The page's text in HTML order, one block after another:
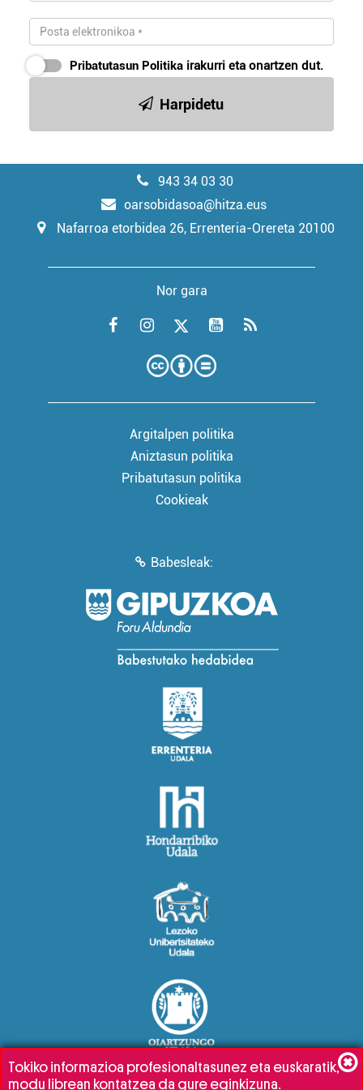
Pribatutasun Politika irakurri eta onartzen dut.
Harpidetu
943 34 03 30
oarsobidasoa@hitza.eus
Nafarroa etorbidea 26, Errenteria-Orereta 20100
Nor gara
Argitalpen politika
Aniztasun politika
Pribatutasun politika
Cookieak
Babesleak:
Tokiko informazioa profesionaltasunez eta euskaratik,
modu librean kontatzea da gure eginkizuna.